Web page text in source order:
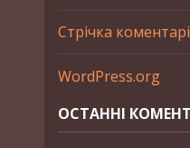
Стрічка
WordPress.org
ОСТАННІ